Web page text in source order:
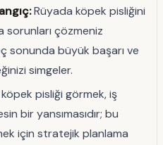
Rüyada köpek pisliğini
sorunları çözmeniz
sonunda büyük başarı ve
simgeler.
pisliği görmek, iş
bir yansımasıdır; bu
için stratejik planlama